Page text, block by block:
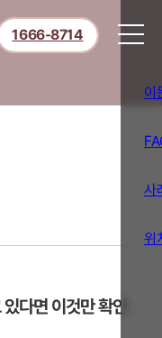
1666-8714
이
사
위
다면 이것만 확인